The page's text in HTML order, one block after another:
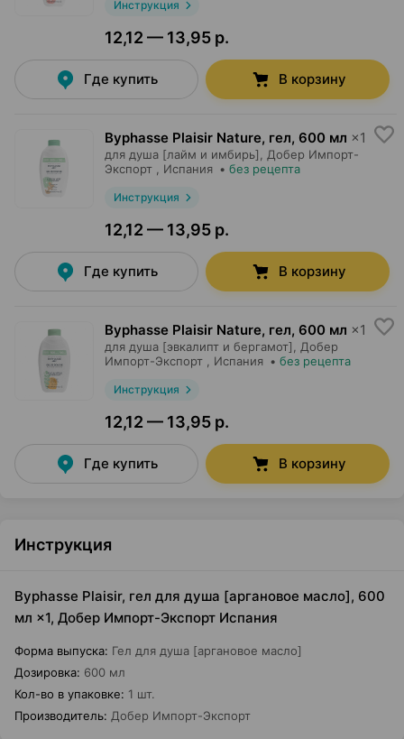
Инструкция
12,12 — 13,95 р.
Где купить В корзину
Byphasse Plaisir Nature, гел, 600 мл ×1
для душа [лайм и имбирь],
Добер Импорт-
Экспорт
, Испания • без рецепта
Инструкция
12,12 — 13,95 р.
Где купить В корзину
Byphasse Plaisir Nature, гел, 600 мл ×1
для душа [эвкалипт и бергамот],
Добер
Импорт-Экспорт
, Испания • без рецепта
Инструкция
12,12 — 13,95 р.
Где купить В корзину
Инструкция
Byphasse Plaisir, гел для душа [аргановое масло], 600
мл ×1, Добер Импорт-Экспорт Испания
Форма выпуска: Гел для душа [аргановое масло]
Дозировка: 600 мл
Кол-во в упаковке: 1 шт.
Производитель: Добер Импорт-Экспорт